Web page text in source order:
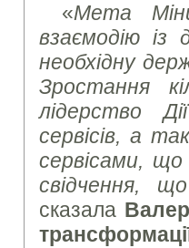
«Мета
взаємодію
необхідну
Зростання
лідерство
сервісів, а
сервісами,
свідчення,
сказала